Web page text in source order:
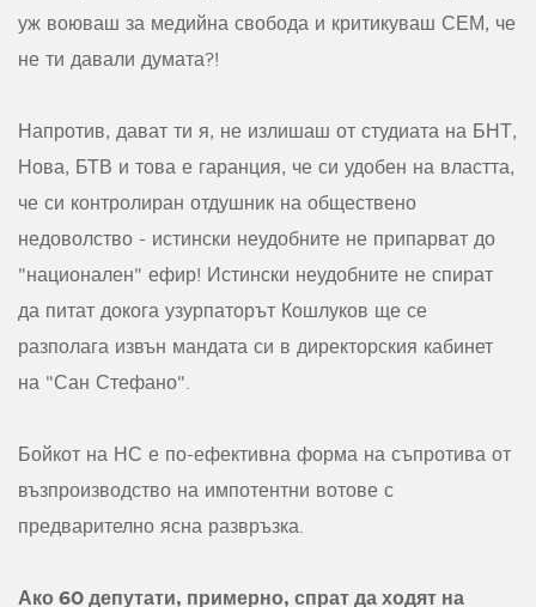
уж воюваш за медийна свобода и критикуваш СЕМ, че
не ти давали думата?!
Напротив, дават ти я, не излишаш от студиата на БНТ,
Нова, БТВ и това е гаранция, че си удобен на властта,
че си контролиран отдушник на обществено
недоволство - истински неудобните не припарват до
"национален" ефир! Истински неудобните не спират
да питат докога узурпаторът Кошлуков ще се
разполага извън мандата си в директорския кабинет
на "Сан Стефано".
Бойкот на НС е по-ефективна форма на съпротива от
възпроизводство на импотентни вотове с
предварително ясна развръзка.
Ако 60 депутати, примерно, спрат да ходят на